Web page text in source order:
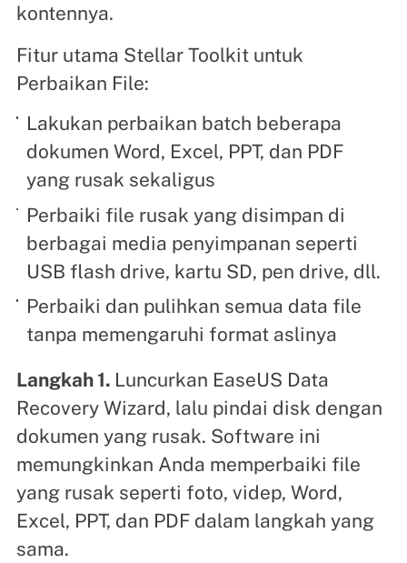
kontennya.
Fitur utama Stellar Toolkit untuk
Perbaikan File:
Lakukan perbaikan batch beberapa
dokumen Word, Excel, PPT, dan PDF
yang rusak sekaligus
Perbaiki file rusak yang disimpan di
berbagai media penyimpanan seperti
USB flash drive, kartu SD, pen drive, dll.
Perbaiki dan pulihkan semua data file
tanpa memengaruhi format aslinya
Langkah 1. Luncurkan EaseUS Data
Recovery Wizard, lalu pindai disk dengan
dokumen yang rusak. Software ini
memungkinkan Anda memperbaiki file
yang rusak seperti foto, videp, Word,
Excel, PPT, dan PDF dalam langkah yang
sama.